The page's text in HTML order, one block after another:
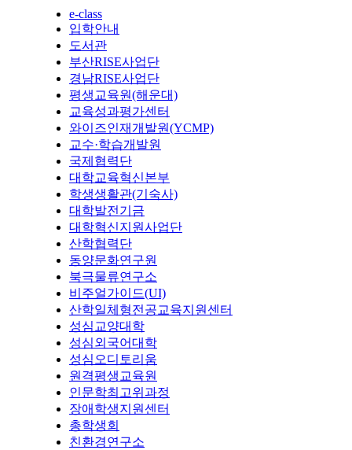
e-class
입학안내
도서관
부산RISE사업단
경남RISE사업단
평생교육원(해운대)
교육성과평가센터
와이즈인재개발원(YCMP)
교수·학습개발원
국제협력단
대학교육혁신본부
학생생활관(기숙사)
대학발전기금
대학혁신지원사업단
산학협력단
동양문화연구원
북극물류연구소
비주얼가이드(UI)
산학일체형전공교육지원센터
성심교양대학
성심외국어대학
성심오디토리움
원격평생교육원
인문학최고위과정
장애학생지원센터
총학생회
친환경연구소